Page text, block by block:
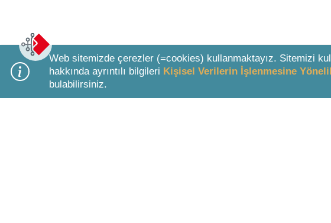
Bottom Search Toolbar Highlight Text
Web sitemizde çerezler (=cookies) kullanmaktayız. Sitemizi
hakkında ayrıntılı bilgileri Kişisel Verilerin İşlenmesine
bulabilirsiniz.